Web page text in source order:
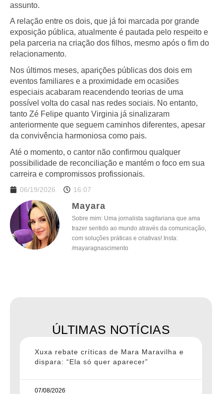
assunto.
A relação entre os dois, que já foi marcada por grande
exposição pública, atualmente é pautada pelo respeito e
pela parceria na criação dos filhos, mesmo após o fim do
relacionamento.
Nos últimos meses, aparições públicas dos dois em
eventos familiares e a proximidade em ocasiões
especiais acabaram reacendendo teorias de uma
possível volta do casal nas redes sociais. No entanto,
tanto Zé Felipe quanto Virginia já sinalizaram
anteriormente que seguem caminhos diferentes, apesar
da convivência harmoniosa como pais.
Até o momento, o cantor não confirmou qualquer
possibilidade de reconciliação e mantém o foco em sua
carreira e compromissos profissionais.
06/19/2026 16:07
Mayara
Sobre mim: Uma jornalista sagitariana que ama
trazer sentido ao mundo através da comunicação,
com soluções práticas e criativas! Insta:
/mayaragnascimento
ÚLTIMAS NOTÍCIAS
Xuxa rebate críticas de Mara Maravilha e
dispara: “Ela só quer aparecer”
07/08/2026